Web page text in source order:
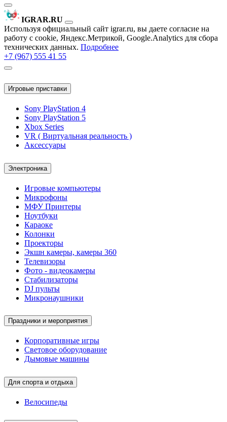
IGRAR.RU
Используя официальный сайт igrar.ru, вы даете согласие на
работу с cookie, Яндекс.Метрикой, Google.Analytics для сбора
технических данных. Подробнее
+7 (967) 555 41 55
Игровые приставки
Sony PlayStation 4
Sony PlayStation 5
Xbox Series
VR ( Виртуальная реальность )
Аксессуары
Электроника
Игровые компьютеры
Микрофоны
МФУ Принтеры
Ноутбуки
Караоке
Колонки
Проекторы
Экшн камеры, камеры 360
Телевизоры
Фото - видеокамеры
Стабилизаторы
DJ пульты
Микронаушники
Праздники и мероприятия
Корпоративные игры
Световое оборудование
Дымовые машины
Для спорта и отдыха
Велосипеды